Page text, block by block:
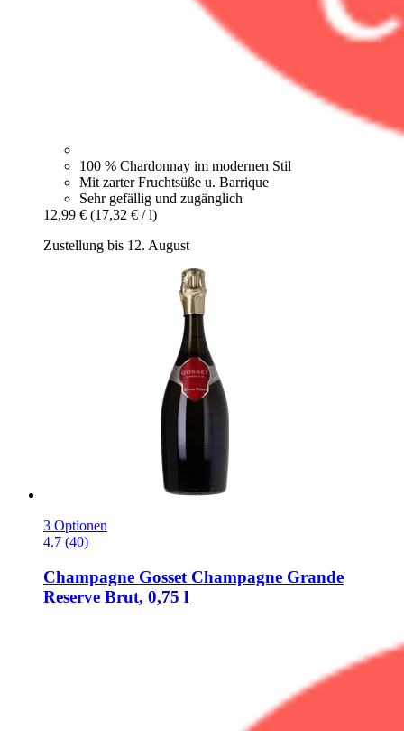
100 % Chardonnay im modernen Stil
Mit zarter Fruchtsüße u. Barrique
Sehr gefällig und zugänglich
12,99 € (17,32 € / l)
Zustellung bis 12. August
3 Optionen
4.7 (40)
Champagne Gosset Champagne Grande
Reserve Brut, 0,75 l